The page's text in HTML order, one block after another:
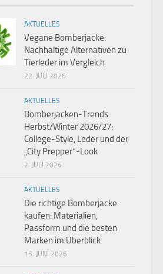
AKTUELLES
Vegane Bomberjacke:
Nachhaltige Alternativen zu
Tierleder im Vergleich
22. JULI 2026
AKTUELLES
Bomberjacken-Trends
Herbst/Winter 2026/27:
College-Style, Leder und der
„City Prepper“-Look
2. JULI 2026
AKTUELLES
Die richtige Bomberjacke
kaufen: Materialien,
Passform und die besten
Marken im Überblick
15. JUNI 2026